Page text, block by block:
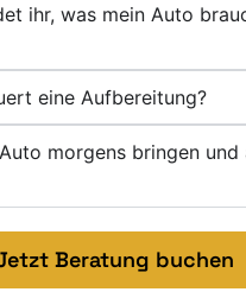
ihr, was mein Auto
eine Aufbereitung?
morgens bringen und
Beratung buchen